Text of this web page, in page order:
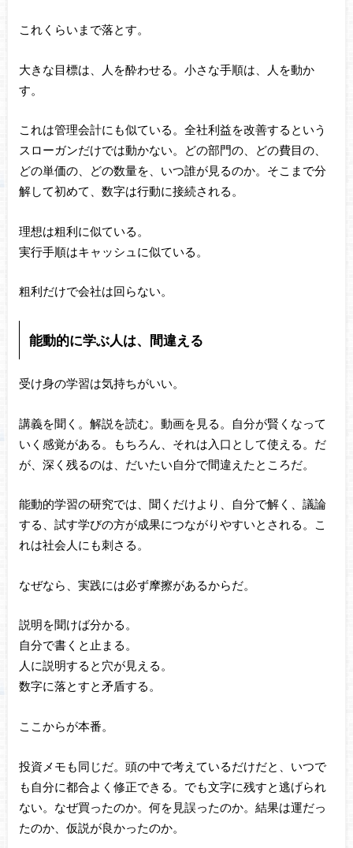
これくらいまで落とす。
大きな目標は、人を酔わせる。小さな手順は、人を動か
す。
これは管理会計にも似ている。全社利益を改善するという
スローガンだけでは動かない。どの部門の、どの費目の、
どの単価の、どの数量を、いつ誰が見るのか。そこまで分
解して初めて、数字は行動に接続される。
理想は粗利に似ている。
実行手順はキャッシュに似ている。
粗利だけで会社は回らない。
能動的に学ぶ人は、間違える
受け身の学習は気持ちがいい。
講義を聞く。解説を読む。動画を見る。自分が賢くなって
いく感覚がある。もちろん、それは入口として使える。だ
が、深く残るのは、だいたい自分で間違えたところだ。
能動的学習の研究では、聞くだけより、自分で解く、議論
する、試す学びの方が成果につながりやすいとされる。こ
れは社会人にも刺さる。
なぜなら、実践には必ず摩擦があるからだ。
説明を聞けば分かる。
自分で書くと止まる。
人に説明すると穴が見える。
数字に落とすと矛盾する。
ここからが本番。
投資メモも同じだ。頭の中で考えているだけだと、いつで
も自分に都合よく修正できる。でも文字に残すと逃げられ
ない。なぜ買ったのか。何を見誤ったのか。結果は運だっ
たのか、仮説が良かったのか。